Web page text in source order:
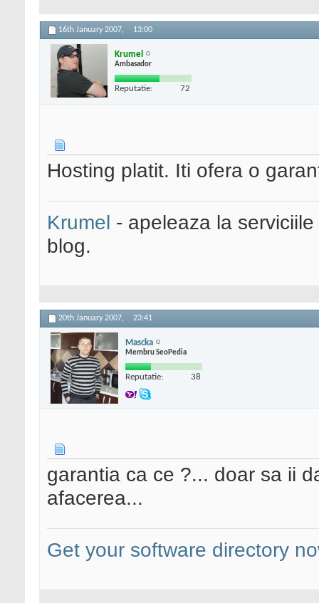
16th January 2007, 13:00
Krumel
Ambasador
Reputatie: 72
Hosting platit. Iti ofera o
Krumel - apeleaza la
blog.
20th January 2007, 23:41
Mascka
Membru SeoPedia
Reputatie: 38
garantia ca ce ?... doar sa ii
afacerea...
Get your software directory